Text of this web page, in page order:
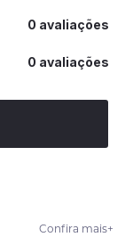
0 avaliações
0 avaliações
Confira mais+